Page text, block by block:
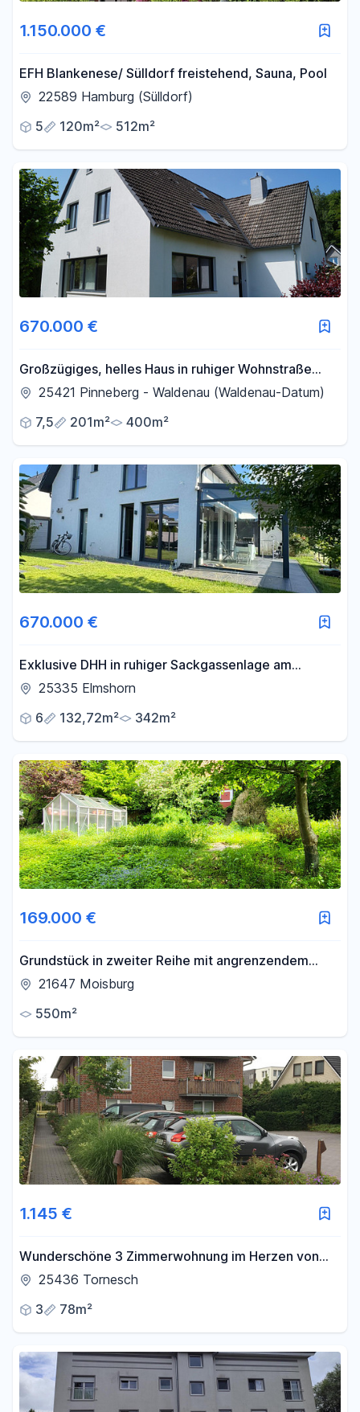
1.150.000 €
EFH Blankenese/ Sülldorf freistehend, Sauna, Pool
22589 Hamburg (Sülldorf)
5
120m² 512m²
670.000 €
Großzügiges, helles Haus in ruhiger Wohnstraße
(30km-Zone) in Pinneberg-Waldenau.
25421 Pinneberg - Waldenau (Waldenau-Datum)
7,5
201m² 400m²
670.000 €
Exklusive DHH in ruhiger Sackgassenlage am
Naturschutzgebiet/Provisionsfrei
25335 Elmshorn
6
132,72m² 342m²
169.000 €
Grundstück in zweiter Reihe mit angrenzendem
Naturgrundstück
21647 Moisburg
550m²
1.145 €
Wunderschöne 3 Zimmerwohnung im Herzen von
Tornesch zu vermieten
25436 Tornesch
3
78m²